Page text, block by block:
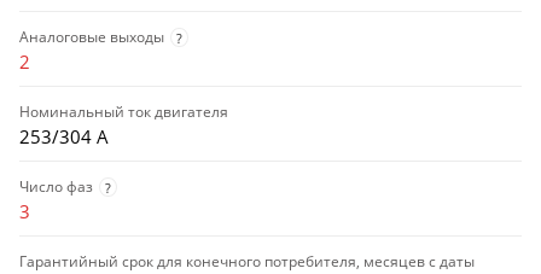
Аналоговые выходы ?
2
Номинальный ток двигателя
253/304 А
Число фаз ?
3
Гарантийный срок для конечного потребителя, месяцев с даты